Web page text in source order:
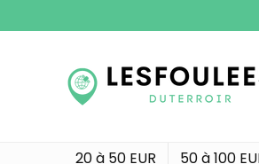
20 à 50 EUR 50 à 100